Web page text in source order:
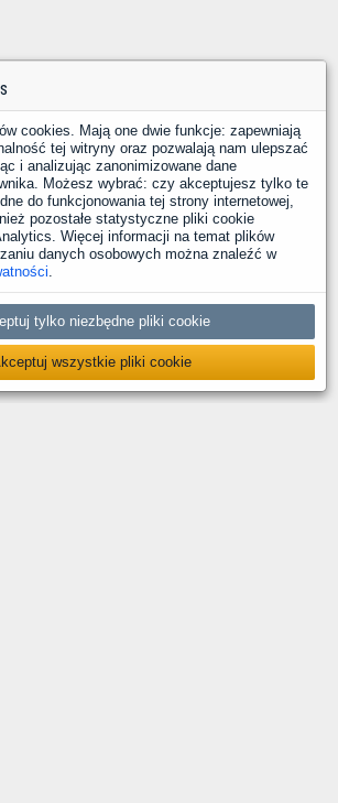
cookies. Mają one dwie funkcje: zapewniają
tej witryny oraz pozwalają nam ulepszać
i analizując zanonimizowane dane
Możesz wybrać: czy akceptujesz tylko te
do funkcjonowania tej strony internetowej,
pozostałe statystyczne pliki cookie
Więcej informacji na temat plików
danych osobowych można znaleźć w
.
tylko niezbędne pliki cookie
wszystkie pliki cookie